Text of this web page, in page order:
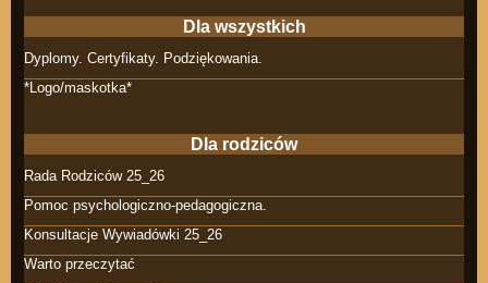
Dla wszystkich
Dyplomy. Certyfikaty. Podziękowania.
*Logo/maskotka*
Dla rodziców
Rada Rodziców 25_26
Pomoc psychologiczno-pedagogiczna.
Konsultacje Wywiadówki 25_26
Warto przeczytać